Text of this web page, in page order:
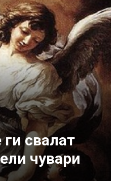
свалат
чувари